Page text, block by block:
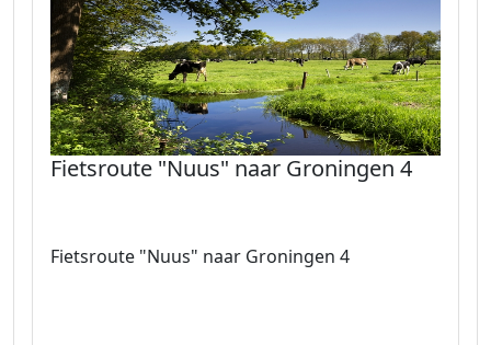
Fietsroute "Nuus" naar Groningen 4
Fietsroute "Nuus" naar Groningen 4